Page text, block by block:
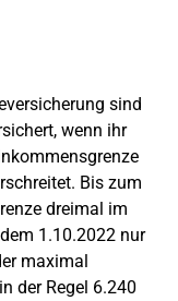
sind
wenn ihr
Bis zum
dreimal im
1.10.2022 nur
maximal
der Regel 6.240